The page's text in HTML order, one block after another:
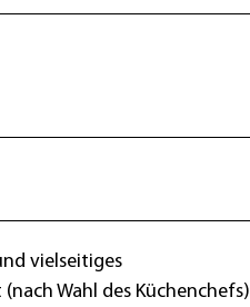
vielseitiges
Wahl des Küchenchefs)